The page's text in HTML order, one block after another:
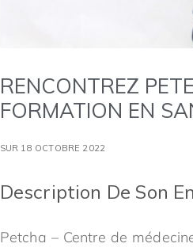
RENCONTREZ
FORMATION EN
SUR 18 OCTOBRE 2022
Description De Son
Petcha – Centre de